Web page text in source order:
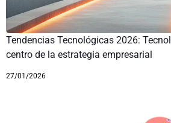
Tendencias Tecnológicas 2026:
centro de la estrategia empresarial
27/01/2026